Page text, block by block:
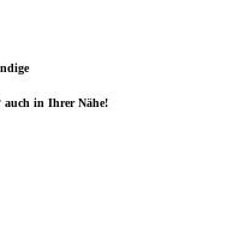
auch in Ihrer Nähe!